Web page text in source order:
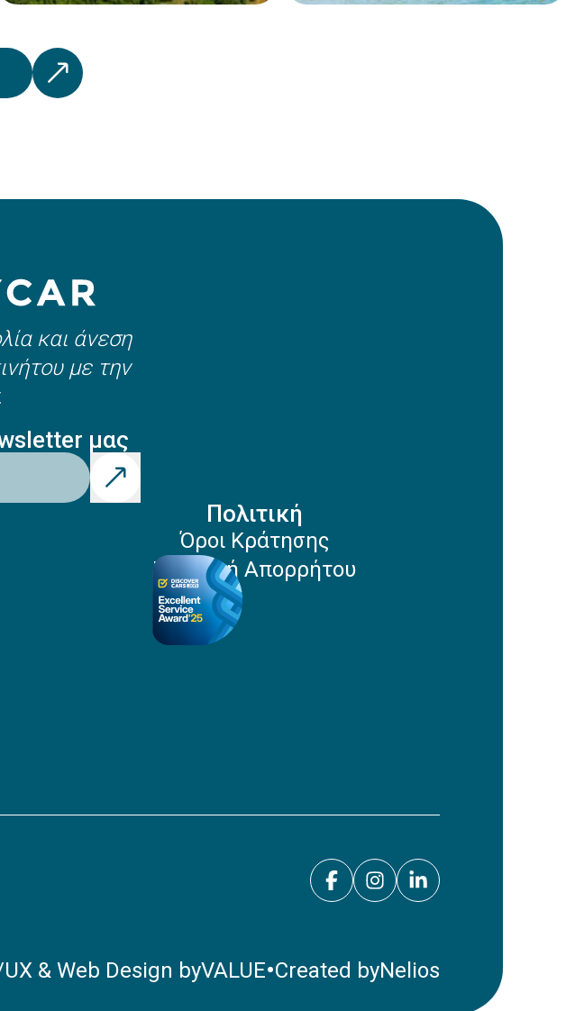
και άνεση
με την
μας
Πολιτική
Όροι Κράτησης
Πολιτική Απορρήτου
& Web Design byVALUE•Created byNelios